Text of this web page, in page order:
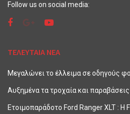
Follow us on social media:
ΤΕΛΕΥΤΑΙΑ ΝΕΑ
Μεγαλώνει το έλλειμα σε οδηγούς
Αυξημένα τα τροχαία και
Ετοιμοπαράδοτο Ford Ranger XLT : Η